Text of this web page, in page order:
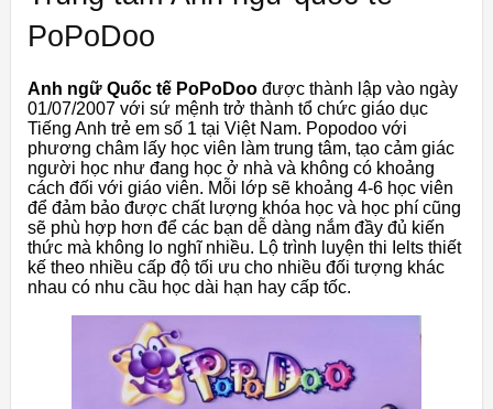
PoPoDoo
Anh ngữ Quốc tế PoPoDoo được thành lập vào ngày
01/07/2007 với sứ mệnh trở thành tổ chức giáo dục
Tiếng Anh trẻ em số 1 tại Việt Nam. Popodoo với
phương châm lấy học viên làm trung tâm, tạo cảm giác
người học như đang học ở nhà và không có khoảng
cách đối với giáo viên. Mỗi lớp sẽ khoảng 4-6 học viên
để đảm bảo được chất lượng khóa học và học phí cũng
sẽ phù hợp hơn để các bạn dễ dàng nắm đầy đủ kiến
thức mà không lo nghĩ nhiều. Lộ trình luyện thi Ielts thiết
kế theo nhiều cấp độ tối ưu cho nhiều đối tượng khác
nhau có nhu cầu học dài hạn hay cấp tốc.